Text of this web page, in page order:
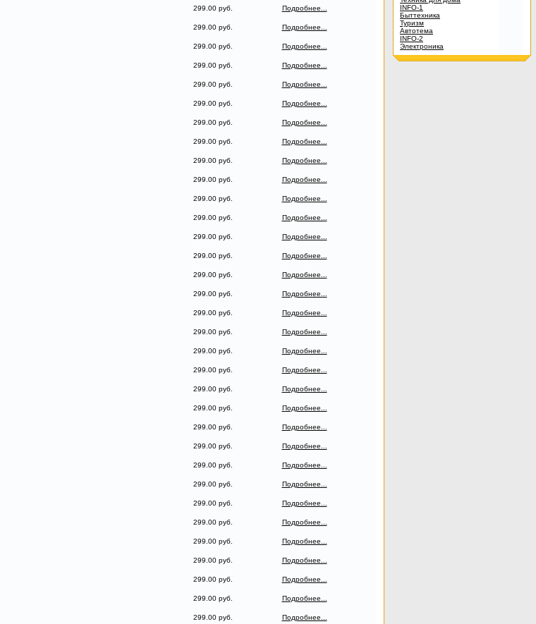
299.00 руб.
Подробнее...
299.00 руб.
Подробнее...
299.00 руб.
Подробнее...
299.00 руб.
Подробнее...
299.00 руб.
Подробнее...
299.00 руб.
Подробнее...
299.00 руб.
Подробнее...
299.00 руб.
Подробнее...
299.00 руб.
Подробнее...
299.00 руб.
Подробнее...
299.00 руб.
Подробнее...
299.00 руб.
Подробнее...
299.00 руб.
Подробнее...
299.00 руб.
Подробнее...
299.00 руб.
Подробнее...
299.00 руб.
Подробнее...
299.00 руб.
Подробнее...
299.00 руб.
Подробнее...
299.00 руб.
Подробнее...
299.00 руб.
Подробнее...
299.00 руб.
Подробнее...
299.00 руб.
Подробнее...
299.00 руб.
Подробнее...
299.00 руб.
Подробнее...
299.00 руб.
Подробнее...
299.00 руб.
Подробнее...
299.00 руб.
Подробнее...
299.00 руб.
Подробнее...
299.00 руб.
Подробнее...
299.00 руб.
Подробнее...
299.00 руб.
Подробнее...
299.00 руб.
Подробнее...
299.00 руб.
Подробнее...
INFO-1
Быттехника
Туризм
Автотема
INFO-2
Электроника